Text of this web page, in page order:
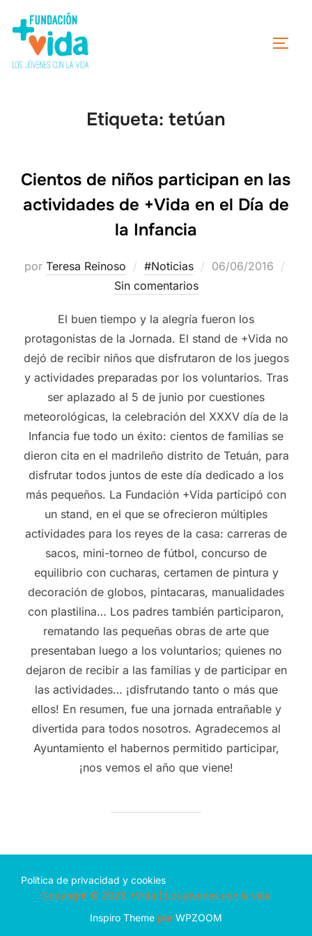
Etiqueta: tetúan
Cientos de niños participan en las
actividades de +Vida en el Día de
la Infancia
por Teresa Reinoso #Noticias
06/06/2016
Sin comentarios
El buen tiempo y la alegría fueron los
protagonistas de la Jornada. El stand de +Vida no
dejó de recibir niños que disfrutaron de los juegos
y actividades preparadas por los voluntarios. Tras
ser aplazado al 5 de junio por cuestiones
meteorológicas, la celebración del XXXV día de la
Infancia fue todo un éxito: cientos de familias se
dieron cita en el madrileño distrito de Tetuán, para
disfrutar todos juntos de este día dedicado a los
más pequeños. La Fundación +Vida participó con
un stand, en el que se ofrecieron múltiples
actividades para los reyes de la casa: carreras de
sacos, mini-torneo de fútbol, concurso de
equilibrio con cucharas, certamen de pintura y
decoración de globos, pintacaras, manualidades
con plastilina… Los padres también participaron,
rematando las pequeñas obras de arte que
presentaban luego a los voluntarios; quienes no
dejaron de recibir a las familias y de participar en
las actividades… ¡disfrutando tanto o más que
ellos! En resumen, fue una jornada entrañable y
divertida para todos nosotros. Agradecemos al
Ayuntamiento el habernos permitido participar,
¡nos vemos el año que viene!
Política de privacidad y cookies
Copyright © 2026 +Vida | Los jóvenes con la vida
Inspiro Theme por WPZOOM